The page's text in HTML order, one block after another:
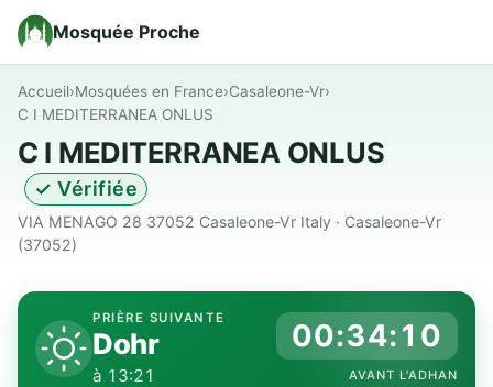
Mosquée Proche
Accueil›Mosquées en France›Casaleone-Vr›
C I MEDITERRANEA ONLUS
C I MEDITERRANEA ONLUS
✓ Vérifiée
VIA MENAGO 28 37052 Casaleone-Vr Italy · Casaleone-Vr
(37052)
PRIÈRE SUIVANTE
Dohr
à 13:21
00:34:09
AVANT L'ADHAN